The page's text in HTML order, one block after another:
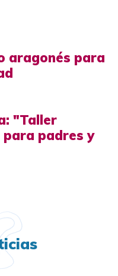
aragonés para
"Taller
para padres y